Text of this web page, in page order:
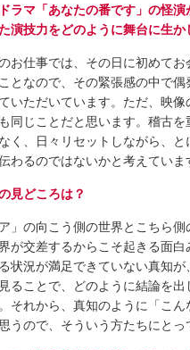
ラマ「あなたの番です」の怪
演技力をどのように舞台に生か
お仕事では、その日に初めてお
となので、その緊張感の中で
いただいています。ただ、映
同じことだと思います。稽古
く、日々リセットしながら、
わるのではないかと考えていま
見どころは？
」の向こう側の世界とこちら側
が交差するからこそ起きる面
状況が満足できていない真知
ることで、どのように結論を
それから、真知のように「こ
うので、そういう方たちにと